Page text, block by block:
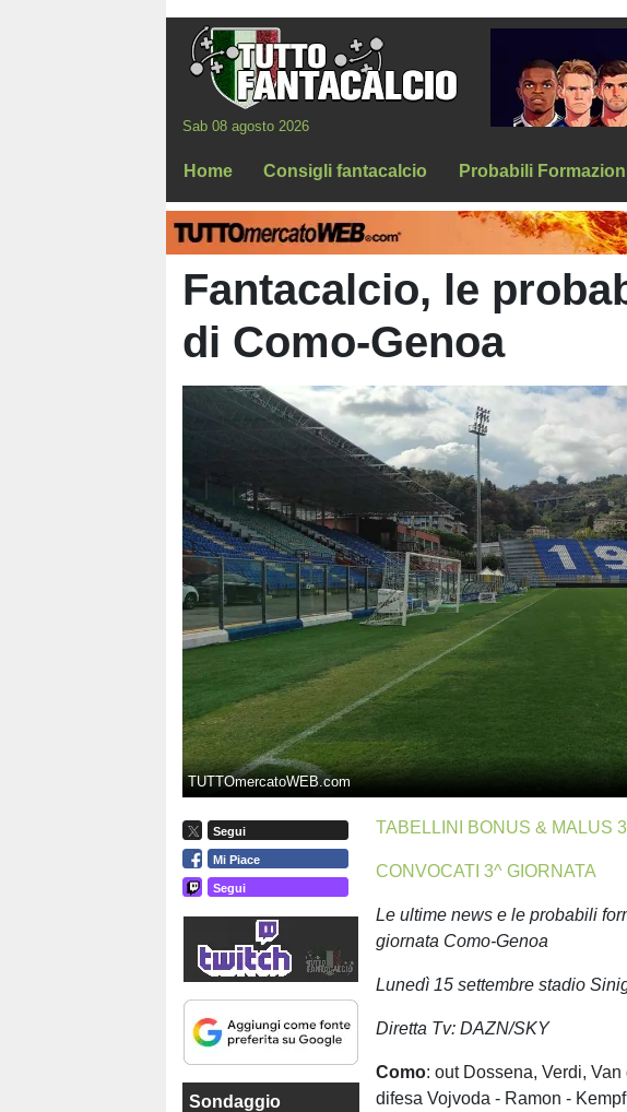
Sab 08 agosto 2026
Home Consigli fantacalcio Probabili
Fantacalcio, le
di Como-Genoa
TUTTOmercatoWEB.com
Segui
Mi Piace
Segui
Sondaggio
TABELLINI BONUS & MALUS
CONVOCATI 3^ GIORNATA
Le ultime news e le probabili
giornata Como-Genoa
Lunedì 15 settembre stadio
Diretta Tv: DAZN/SKY
Como: out Dossena, Verdi,
difesa Vojvoda - Ramon -